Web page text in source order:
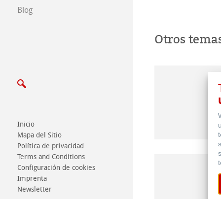
Blog
Inicio
Mapa del Sitio
Política de privacidad
Terms and Conditions
Configuración de cookies
Imprenta
Newsletter
Otros